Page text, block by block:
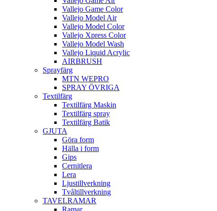
Vallejo Game Color
Vallejo Model Air
Vallejo Model Color
Vallejo Xpress Color
Vallejo Model Wash
Vallejo Liquid Acrylic
AIRBRUSH
Sprayfärg
MTN WEPRO
SPRAY ÖVRIGA
Textilfärg
Textilfärg Maskin
Textilfärg spray
Textilfärg Batik
GJUTA
Göra form
Hälla i form
Gips
Cernitlera
Lera
Ljustillverkning
Tvåltillverkning
TAVELRAMAR
Ramar